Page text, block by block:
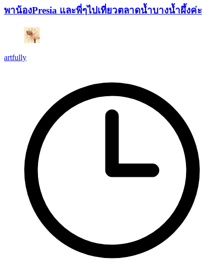
พาน้องPresia และพี่ๆไปเที่ยวตลาดน้ำบางน้ำผึ้งค่ะ
artfully